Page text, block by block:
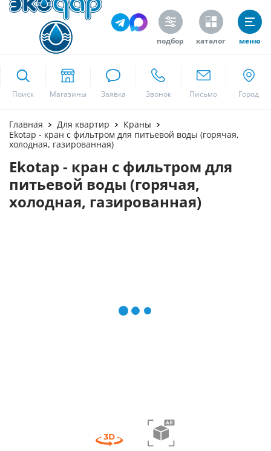
подбор каталог меню
Поиск
Москва
Главная Для квартир
Краны
Ekotap - кран с фильтром для питьевой воды (горячая,
холодная, газированная)
Ekotap - кран с фильтром для
питьевой воды (горячая,
холодная, газированная)